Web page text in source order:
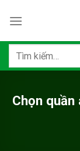
qua
dungTìm
Chọn